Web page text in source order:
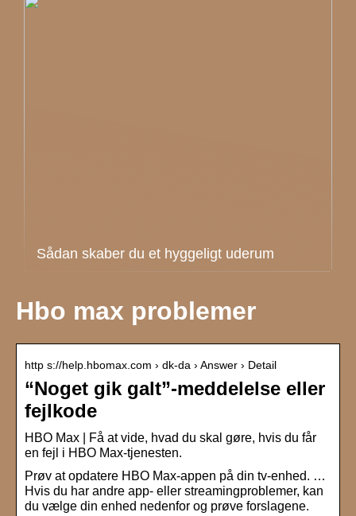
Sådan skaber du et hyggeligt uderum
Hbo max problemer
http s://help.hbomax.com › dk-da › Answer › Detail
“Noget gik galt”-meddelelse eller
fejlkode
HBO Max | Få at vide, hvad du skal gøre, hvis du får
en fejl i HBO Max-tjenesten.
Prøv at opdatere HBO Max-appen på din tv-enhed. …
Hvis du har andre app- eller streamingproblemer, kan
du vælge din enhed nedenfor og prøve forslagene.